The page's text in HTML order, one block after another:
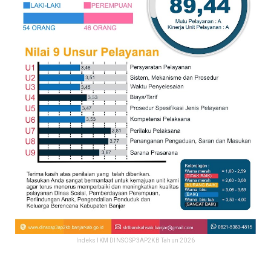
Indeks IKM DINSOSP3AP2KB Tahun 2026